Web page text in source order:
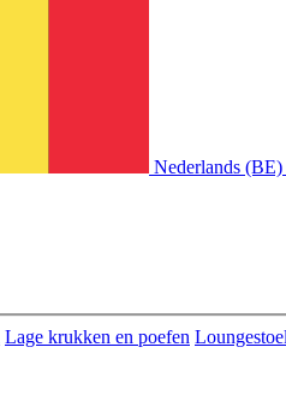
Nederlands (BE)
Lage krukken en poefen